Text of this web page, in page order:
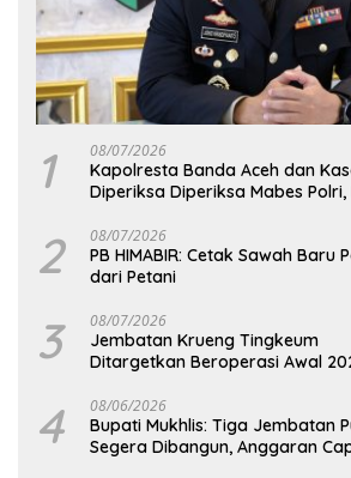
1 08/07/2026
Kapolresta Banda Aceh dan
Diperiksa Diperiksa Mabes Polri,
2 08/07/2026
PB HIMABIR: Cetak Sawah Baru
dari Petani
3 08/07/2026
Jembatan Krueng Tingkeum
Ditargetkan Beroperasi Awal
4 08/06/2026
Bupati Mukhlis: Tiga Jembatan
Segera Dibangun, Anggaran